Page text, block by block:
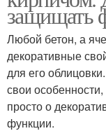
защищать
Любой бетон, а
декоративные
для его
свои
просто о
функции.